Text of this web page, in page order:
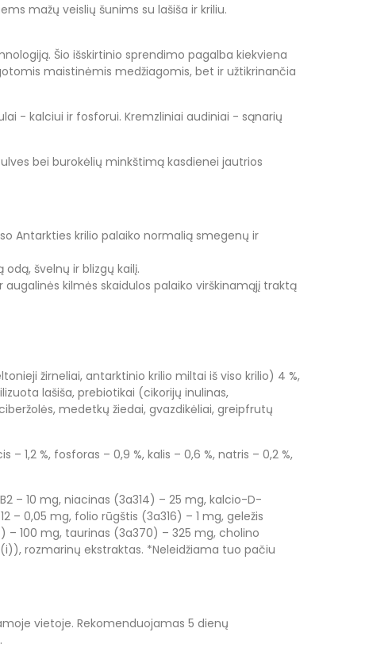
mažų veislių šunims su lašiša ir kriliu.
Šio išskirtinio sprendimo pagalba kiekviena
maistinėmis medžiagomis, bet ir užtikrinančia
- kalciui ir fosforui. Kremzliniai audiniai - sąnarių
bei burokėlių minkštimą kasdienei jautrios
Antarkties krilio palaiko normalią smegenų ir
švelnų ir blizgų kailį.
augalinės kilmės skaidulos palaiko virškinamąjį traktą
žirneliai, antarktinio krilio miltai iš viso krilio) 4 %,
lašiša, prebiotikai (cikorijų inulinas,
medetkų žiedai, gvazdikėliai, greipfrutų
1,2 %, fosforas – 0,9 %, kalis – 0,6 %, natris – 0,2 %,
– 10 mg, niacinas (3a314) – 25 mg, kalcio-D-
– 0,05 mg, folio rūgštis (3a316) – 1 mg, geležis
– 100 mg, taurinas (3a370) – 325 mg, cholino
rozmarinų ekstraktas. *Neleidžiama tuo pačiu
vietoje. Rekomenduojamas 5 dienų